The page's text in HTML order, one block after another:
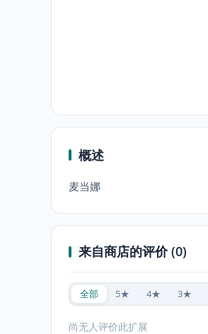
概述
麦当娜
来自商店的评价 (0)
全部 5★ 4★ 3★
尚无人评价此扩展